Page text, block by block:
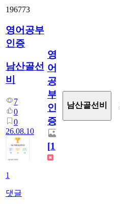
196773
영어공부
인증
남산골선
비
7
0
0
26.08.10
1
댓글
영
어
공
부
인
증
[1]
남산골선비